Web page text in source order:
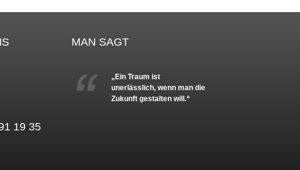
19 35
MAN SAGT
„Ein Traum ist
unerlässlich, wenn man die
Zukunft gestalten will.“